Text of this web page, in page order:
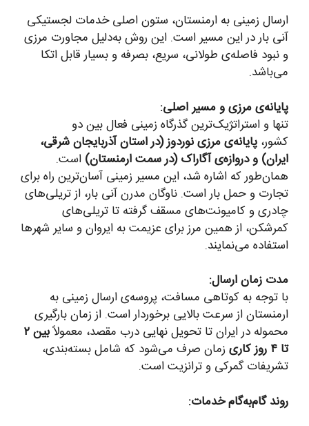
ارسال زمینی به ارمنستان، ستون اصلی خدمات لجستیکی
آنی بار در این مسیر است. این روش به‌دلیل مجاورت مرزی
و نبود فاصله‌ی طولانی، سریع، بصرفه و بسیار قابل اتکا
می‌باشد.
پایانه‌ی مرزی و مسیر اصلی:
تنها و استراتژیک‌ترین گذرگاه زمینی فعال بین دو
کشور، پایانه‌ی مرزی نوردوز (در استان آذربایجان شرقی،
ایران) و دروازه‌ی آگاراک (در سمت ارمنستان) است.
همان‌طور که اشاره شد، این مسیر زمینی آسان‌ترین راه برای
تجارت و حمل بار است. ناوگان مدرن آنی بار، از تریلی‌های
چادری و کامیونت‌های مسقف گرفته تا تریلی‌های
کمرشکن، از همین مرز برای عزیمت به ایروان و سایر شهرها
استفاده می‌نمایند.
مدت زمان ارسال:
با توجه به کوتاهی مسافت، پروسه‌ی ارسال زمینی به
ارمنستان از سرعت بالایی برخوردار است. از زمان بارگیری
محموله در ایران تا تحویل نهایی درب مقصد، معمولاً
بین ۲
تا ۴ روز کاری
زمان صرف می‌شود که شامل بسته‌بندی،
تشریفات گمرکی و ترانزیت است.
روند گام‌به‌گام خدمات: